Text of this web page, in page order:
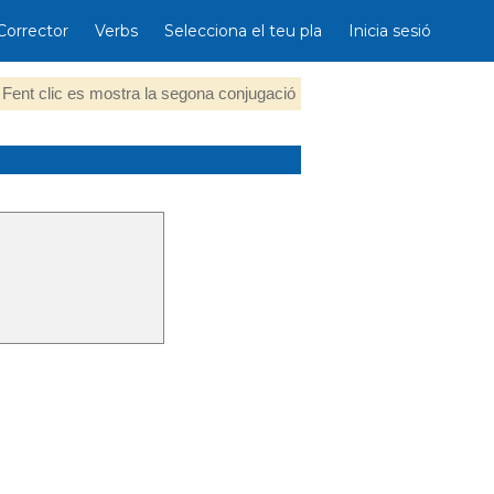
Verbs Selecciona el teu pla Inicia sesió
Fent clic es mostra la segona conjugació